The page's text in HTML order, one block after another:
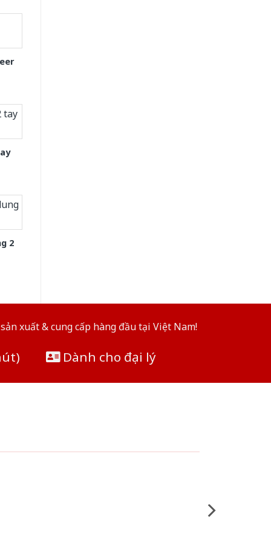
2
xuất & cung cấp hàng đầu tại Việt Nam!
Dành cho đại lý